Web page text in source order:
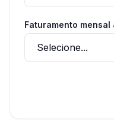
Faturamento mensal